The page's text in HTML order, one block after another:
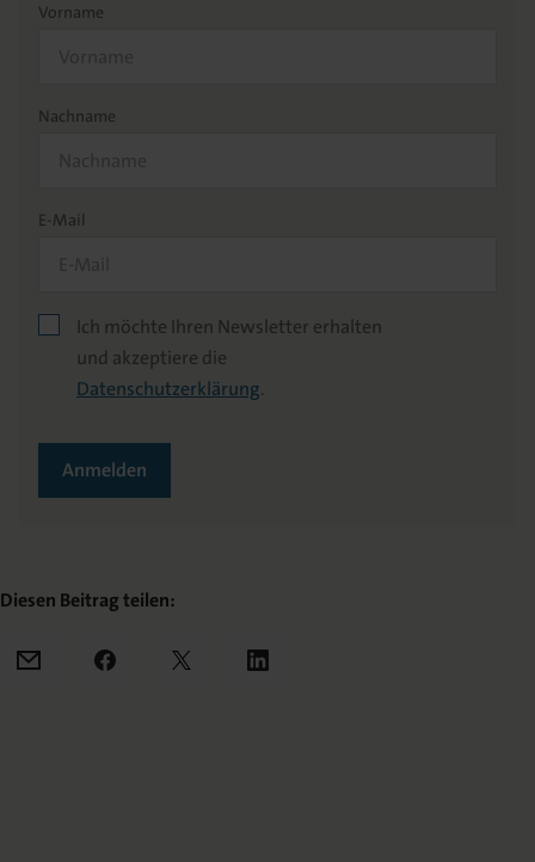
Vorname
Nachname
E-Mail
Ich möchte Ihren Newsletter erhalten
und akzeptiere die
Datenschutzerklärung.
Anmelden
Diesen Beitrag teilen:
Mail Facebook
X LinkedIn